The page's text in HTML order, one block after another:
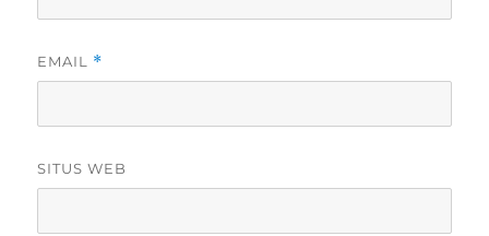
EMAIL *
SITUS WEB